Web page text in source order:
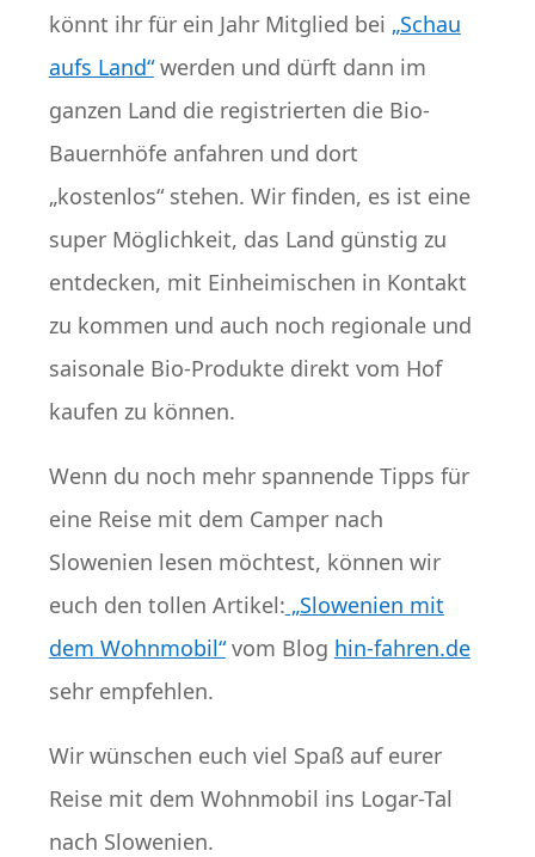
könnt ihr für ein Jahr Mitglied bei „Schau
aufs Land“werden und dürft dann im
ganzen Land die registrierten die Bio-
Bauernhöfe anfahren und dort
„kostenlos“ stehen. Wir finden, es ist eine
super Möglichkeit, das Land günstig zu
entdecken, mit Einheimischen in Kontakt
zu kommen und auch noch regionale und
saisonale Bio-Produkte direkt vom Hof
kaufen zu können.
Wenn du noch mehr spannende Tipps für
eine Reise mit dem Camper nach
Slowenien lesen möchtest, können wir
euch den tollen Artikel: „Slowenien mit
dem Wohnmobil“vom Blog hin-fahren.de
sehr empfehlen.
Wir wünschen euch viel Spaß auf eurer
Reise mit dem Wohnmobil ins Logar-Tal
nach Slowenien.